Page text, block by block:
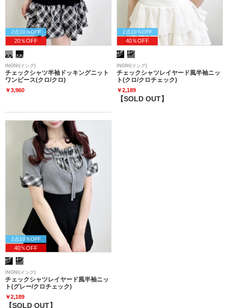
2点10％OFF
20％OFF
INGNI(イング)
チェックシャツ半袖ドッキングニット
ワンピース(クロ/クロ)
￥3,960
2点10％OFF
40％OFF
INGNI(イング)
チェックシャツレイヤード風半袖ニッ
ト(クロ/クロチェック)
￥2,189
【SOLD OUT】
2点10％OFF
40％OFF
INGNI(イング)
チェックシャツレイヤード風半袖ニッ
ト(グレー/クロチェック)
￥2,189
【SOLD OUT】